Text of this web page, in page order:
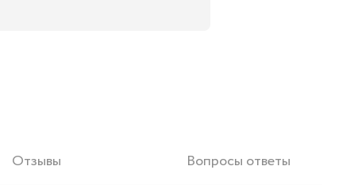
Отзывы Вопросы ответы